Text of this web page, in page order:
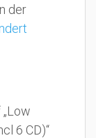
der
„Low
6 CD)“